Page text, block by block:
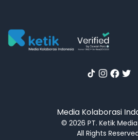
Media Kolaborasi
© 2026 PT. Ketik
All Rights